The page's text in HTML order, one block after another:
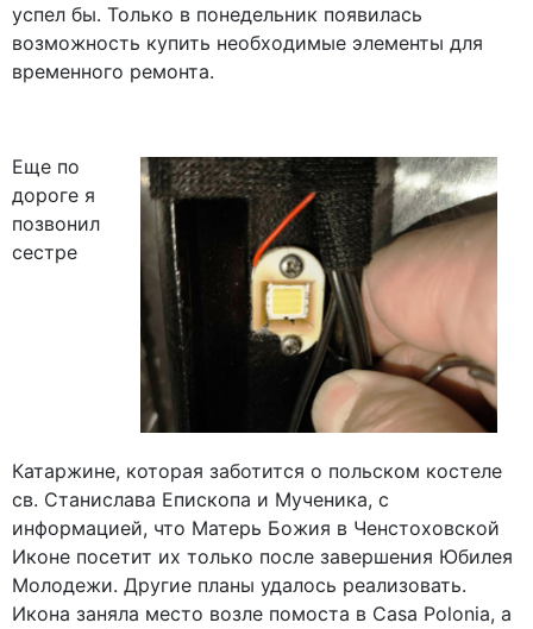
успел бы. Только в понедельник появилась
возможность купить необходимые элементы для
временного ремонта.
Еще по
дороге я
позвонил
сестре
Катаржине, которая заботится о польском костеле
св. Станислава Епископа и Мученика, с
информацией, что Матерь Божия в Ченстоховской
Иконе посетит их только после завершения Юбилея
Молодежи. Другие планы удалось реализовать.
Икона заняла место возле помоста в Casa Polonia, а